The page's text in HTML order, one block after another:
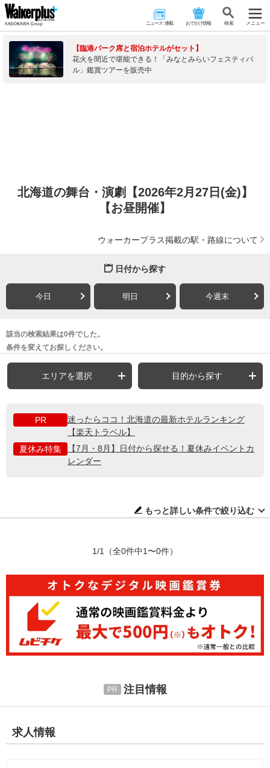
ニュース･連載 おでかけ情報 検 索 メニュー
【臨港パーク席と宿泊ホテルがセット】
花火を間近で堪能できる！「みなとみらいフェスティバ
ル」鑑賞ツアーを販売中
北海道の舞台・演劇【2026年2月27日(金)】
【お昼開催】
ウォーカープラス掲載の駅・路線について
日付から探す
今日 明日 今週末
該当の検索結果は0件でした。
条件を変えてお探しください。
エリアを選択 目的から探す
PR
迷ったらココ！北海道の最新ホテルランキング
【楽天トラベル】
夏休み特集
【7月・8月】日付から探せる！夏休みイベントカ
レンダー
もっと詳しい条件で絞り込む
1/1 （全0件中1〜0件）
注目情報
求人情報